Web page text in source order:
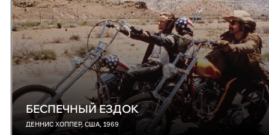
БЕСПЕЧНЫЙ ЕЗДОК
ДЕННИС ХОППЕР, США, 1969